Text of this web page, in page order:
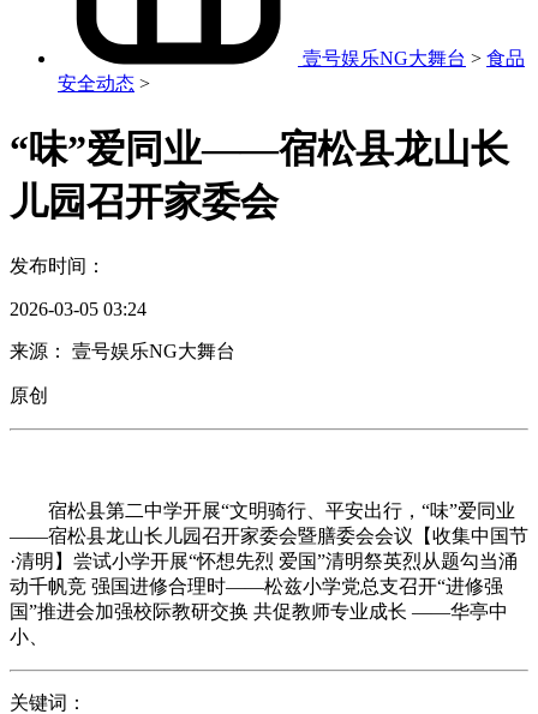
壹号娱乐NG大舞台 > 食品
安全动态 >
“味”爱同业——宿松县龙山长
儿园召开家委会
发布时间：
2026-03-05 03:24
来源： 壹号娱乐NG大舞台
原创
宿松县第二中学开展“文明骑行、平安出行，“味”爱同业
——宿松县龙山长儿园召开家委会暨膳委会会议【收集中国节
·清明】尝试小学开展“怀想先烈 爱国”清明祭英烈从题勾当涌
动千帆竞 强国进修合理时——松兹小学党总支召开“进修强
国”推进会加强校际教研交换 共促教师专业成长 ——华亭中
小、
关键词：